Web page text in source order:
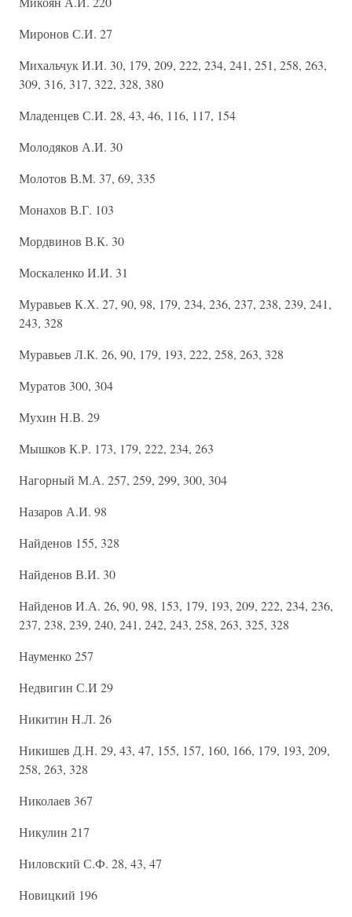
Миронов С.И. 27
Михальчук И.И. 30, 179, 209, 222, 234, 241, 251, 258, 263,
309, 316, 317, 322, 328, 380
Младенцев С.И. 28, 43, 46, 116, 117, 154
Молодяков А.И. 30
Молотов В.М. 37, 69, 335
Монахов В.Г. 103
Мордвинов В.К. 30
Москаленко И.И. 31
Муравьев К.Х. 27, 90, 98, 179, 234, 236, 237, 238, 239, 241,
243, 328
Муравьев Л.К. 26, 90, 179, 193, 222, 258, 263, 328
Муратов 300, 304
Мухин Н.В. 29
Мышков К.Р. 173, 179, 222, 234, 263
Нагорный М.А. 257, 259, 299, 300, 304
Назаров А.И. 98
Найденов 155, 328
Найденов В.И. 30
Найденов И.А. 26, 90, 98, 153, 179, 193, 209, 222, 234, 236,
237, 238, 239, 240, 241, 242, 243, 258, 263, 325, 328
Науменко 257
Недвигин С.И 29
Никитин H.Л. 26
Никишев Д.Н. 29, 43, 47, 155, 157, 160, 166, 179, 193, 209,
258, 263, 328
Николаев 367
Никулин 217
Ниловский С.Ф. 28, 43, 47
Новицкий 196